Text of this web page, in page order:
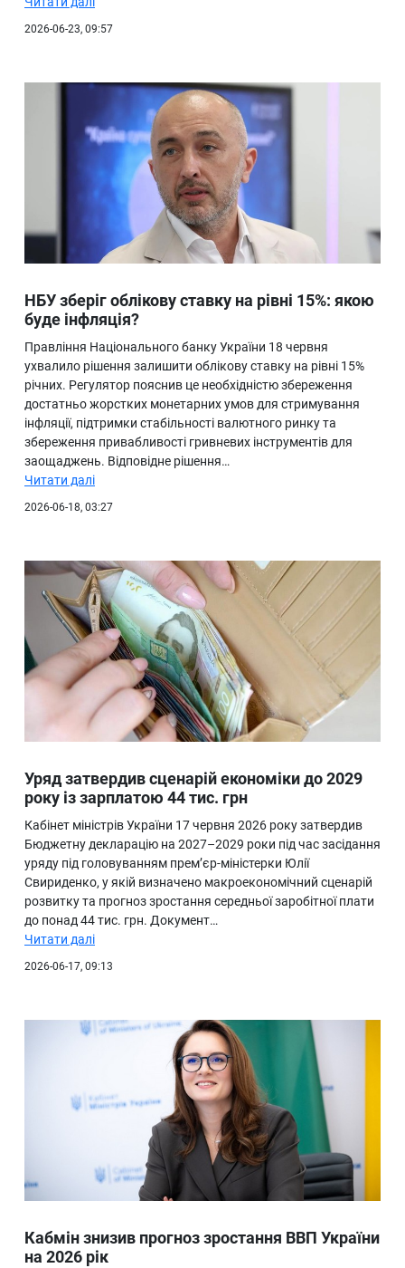
2026-06-23, 09:57
НБУ зберіг облікову ставку на рівні 15%: якою
буде інфляція?
Правління Національного банку України 18 червня
ухвалило рішення залишити облікову ставку на рівні 15%
річних. Регулятор пояснив це необхідністю збереження
достатньо жорстких монетарних умов для стримування
інфляції, підтримки стабільності валютного ринку та
збереження привабливості гривневих інструментів для
заощаджень. Відповідне рішення…
Читати далі
2026-06-18, 03:27
Уряд затвердив сценарій економіки до 2029
року із зарплатою 44 тис. грн
Кабінет міністрів України 17 червня 2026 року затвердив
Бюджетну декларацію на 2027–2029 роки під час засідання
уряду під головуванням прем’єр-міністерки Юлії
Свириденко, у якій визначено макроекономічний сценарій
розвитку та прогноз зростання середньої заробітної плати
до понад 44 тис. грн. Документ…
Читати далі
2026-06-17, 09:13
Кабмін знизив прогноз зростання ВВП України
на 2026 рік